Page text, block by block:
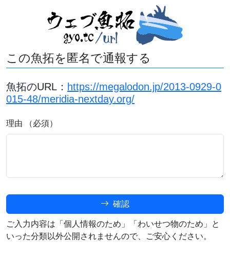
この魚拓を匿名で通報する
魚拓のURL： https://megalodon.jp/2013-0929-0
015-48/meridia-nextday.org/
理由 （必須）
確認
ご入力内容は「個人情報のため」「わいせつ物のため」と
いった分類以外公開されませんので、ご安心ください。